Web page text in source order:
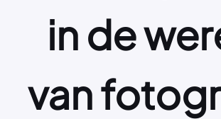
in de
van